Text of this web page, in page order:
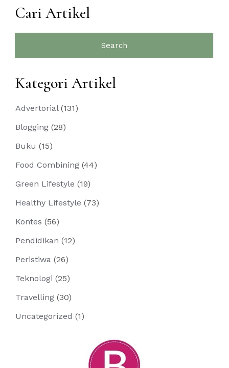
Cari Artikel
Kategori Artikel
Advertorial (131)
Blogging (28)
Buku (15)
Food Combining (44)
Green Lifestyle (19)
Healthy Lifestyle (73)
Kontes (56)
Pendidikan (12)
Peristiwa (26)
Teknologi (25)
Travelling (30)
Uncategorized (1)